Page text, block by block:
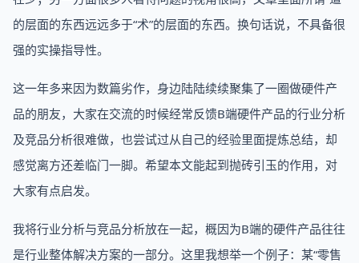
的层面的东西远远多于“术”的层面的东西。换句话说，不具备很
强的实操指导性。
这一年多来因为数篇劣作，身边陆陆续续聚集了一圈做硬件产
品的朋友，大家在交流的时候经常反馈B端硬件产品的行业分析
及竞品分析很难做，也尝试过从自己的经验里面提炼总结，却
感觉离方还差临门一脚。希望本文能起到抛砖引玉的作用，对
大家有点启发。
我将行业分析与竞品分析放在一起，概因为B端的硬件产品往往
是行业整体解决方案的一部分。这里我想举一个例子：某“零售